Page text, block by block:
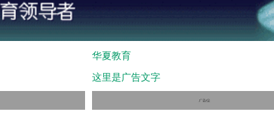
华夏教育
这里是广告文字